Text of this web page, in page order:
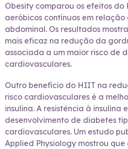
Obesity comparou os efeitos do
aeróbicos contínuos em
abdominal. Os resultados
mais eficaz na redução da
associada a um maior risco de
cardiovasculares.
Outro benefício do HIIT na
risco cardiovasculares é a
insulina. A resistência à insulina
desenvolvimento de diabetes
cardiovasculares. Um estudo
Applied Physiology mostrou